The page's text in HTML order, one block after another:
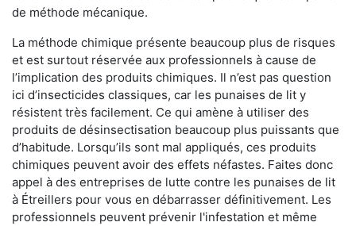
de méthode mécanique.
La méthode chimique présente beaucoup plus de risques
et est surtout réservée aux professionnels à cause de
l’implication des produits chimiques. Il n’est pas question
ici d’insecticides classiques, car les punaises de lit y
résistent très facilement. Ce qui amène à utiliser des
produits de désinsectisation beaucoup plus puissants que
d’habitude. Lorsqu’ils sont mal appliqués, ces produits
chimiques peuvent avoir des effets néfastes. Faites donc
appel à des entreprises de lutte contre les punaises de lit
à Étreillers pour vous en débarrasser définitivement. Les
professionnels peuvent prévenir l'infestation et même